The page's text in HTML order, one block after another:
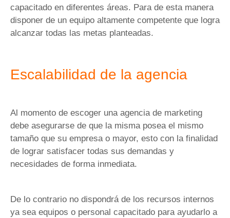
capacitado en diferentes áreas. Para de esta manera
disponer de un equipo altamente competente que logra
alcanzar todas las metas planteadas.
Escalabilidad de la agencia
Al momento de escoger una agencia de marketing
debe asegurarse de que la misma posea el mismo
tamaño que su empresa o mayor, esto con la finalidad
de lograr satisfacer todas sus demandas y
necesidades de forma inmediata.
De lo contrario no dispondrá de los recursos internos
ya sea equipos o personal capacitado para ayudarlo a